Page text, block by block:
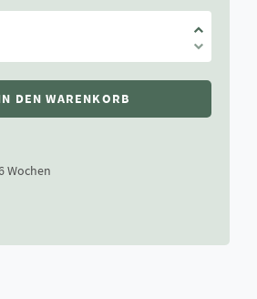
DEN WARENKORB
Wochen